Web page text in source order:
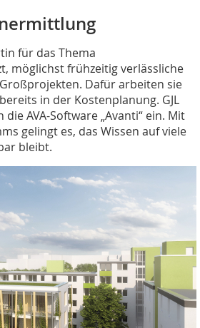
für das Thema
möglichst frühzeitig verlässliche
Dafür arbeiten sie
in der Kostenplanung. GJL
AVA-Software „Avanti“ ein. Mit
gelingt es, das Wissen auf viele
bleibt.